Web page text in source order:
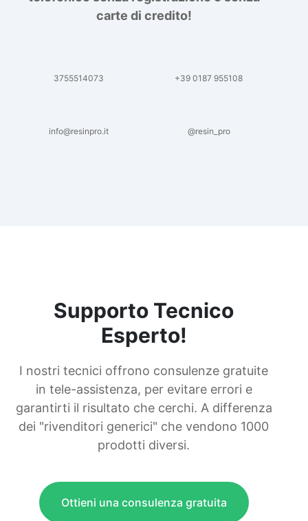
carte di credito!
3755514073 +39 0187 955108
info@resinpro.it @resin_pro
Supporto Tecnico
Esperto!
I nostri tecnici offrono consulenze gratuite
in tele-assistenza, per evitare errori e
garantirti il risultato che cerchi. A differenza
dei "rivenditori generici" che vendono 1000
prodotti diversi.
Ottieni una consulenza gratuita